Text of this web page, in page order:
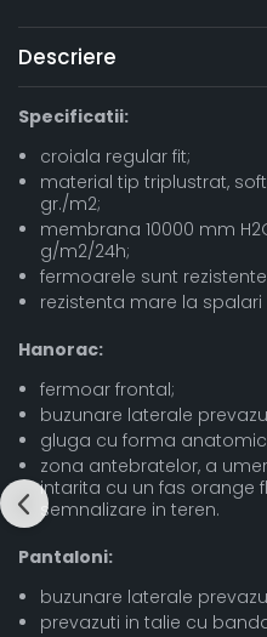
Descriere
Specificatii:
croiala regular fit;
material tip triplustrat,
gr./m2;
membrana 10000 mm
g/m2/24h;
fermoarele sunt
rezistenta mare la
Hanorac:
fermoar frontal;
buzunare laterale
gluga cu forma
zona antebratelor, a
intarita cu un fas orange
semnalizare in teren.
Pantaloni:
buzunare laterale
prevazuti in talie cu